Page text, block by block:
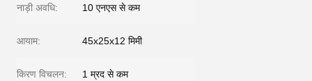
नाड़ी अवधि: 10 एनएस से कम
आयाम: 45x25x12 मिमी
किरण विचलन: 1 म्रद से कम